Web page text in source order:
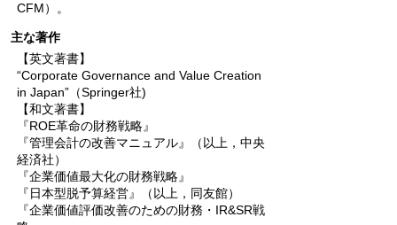
CFM）。
主な著作
【英文著書】
“Corporate Governance and Value Creation
in Japan”（Springer社)
【和文著書】
『ROE革命の財務戦略』
『管理会計の改善マニュアル』（以上，中央
経済社）
『企業価値最大化の財務戦略』
『日本型脱予算経営』（以上，同友館）
『企業価値評価改善のための財務・IR&SR戦